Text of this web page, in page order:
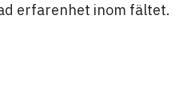
erfarenhet inom fältet.